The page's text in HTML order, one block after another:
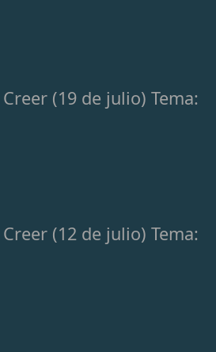
(19 de julio) Tema:
(12 de julio) Tema: